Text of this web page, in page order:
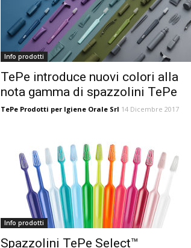
Info prodotti
TePe introduce nuovi colori alla
nota gamma di spazzolini TePe
TePe Prodotti per Igiene Orale Srl 14 Dicembre 2017
Info prodotti
Spazzolini TePe Select™